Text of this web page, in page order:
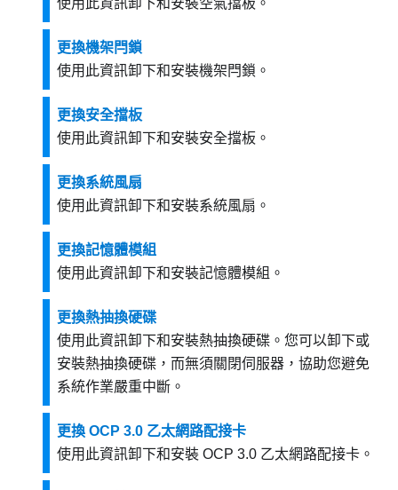
使用此資訊卸下和安裝空氣擋板。
更換機架閂鎖
使用此資訊卸下和安裝機架閂鎖。
更換安全擋板
使用此資訊卸下和安裝安全擋板。
更換系統風扇
使用此資訊卸下和安裝系統風扇。
更換記憶體模組
使用此資訊卸下和安裝記憶體模組。
更換熱抽換硬碟
使用此資訊卸下和安裝熱抽換硬碟。您可以卸下或
安裝熱抽換硬碟，而無須關閉伺服器，協助您避免
系統作業嚴重中斷。
更換 OCP 3.0 乙太網路配接卡
使用此資訊卸下和安裝 OCP 3.0 乙太網路配接卡。